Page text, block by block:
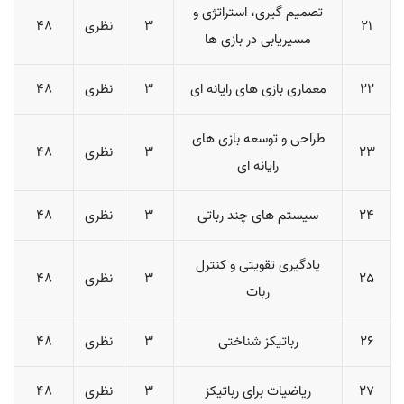
21
تصمیم گیری، استراتژی و
مسیریابی در بازی ها
3 نظری 48
22 معماری بازی های رایانه ای 3 نظری 48
23
طراحی و توسعه بازی های
رایانه ای
3 نظری 48
24 سیستم های چند رباتی 3 نظری 48
25
یادگیری تقویتی و کنترل
ربات
3 نظری 48
26 رباتیکز شناختی 3 نظری 48
27 ریاضیات برای رباتیکز 3 نظری 48